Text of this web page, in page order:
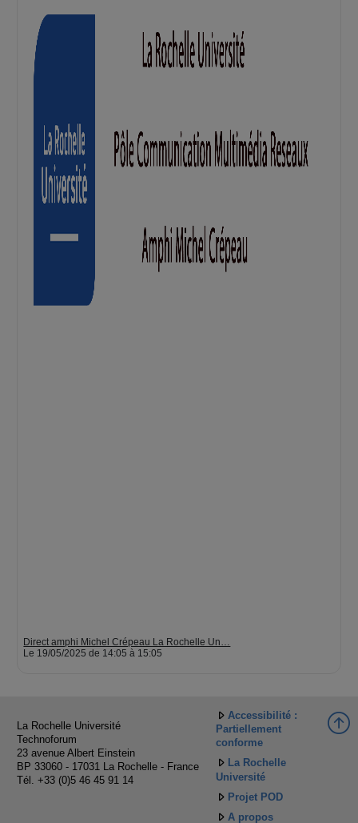
Direct amphi Michel Crépeau La Rochelle Un…
Le 19/05/2025 de 14:05 à 15:05
La Rochelle Université
Technoforum
23 avenue Albert Einstein
BP 33060 - 17031 La Rochelle - France
Tél. +33 (0)5 46 45 91 14
Accessibilité :
Partiellement
conforme
La Rochelle
Université
Projet POD
A propos